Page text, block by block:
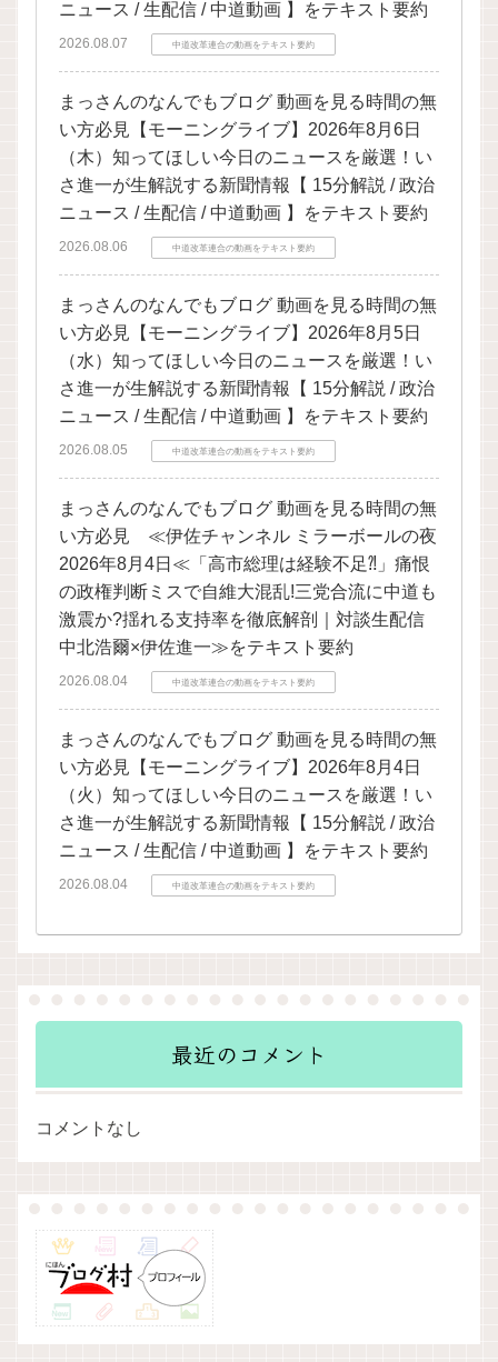
ニュース / 生配信 / 中道動画 】をテキスト要約
2026.08.07 中道改革連合の動画をテキスト要約
まっさんのなんでもブログ 動画を見る時間の無
い方必見【モーニングライブ】2026年8月6日
（木）知ってほしい今日のニュースを厳選！い
さ進一が生解説する新聞情報【 15分解説 / 政治
ニュース / 生配信 / 中道動画 】をテキスト要約
2026.08.06 中道改革連合の動画をテキスト要約
まっさんのなんでもブログ 動画を見る時間の無
い方必見【モーニングライブ】2026年8月5日
（水）知ってほしい今日のニュースを厳選！い
さ進一が生解説する新聞情報【 15分解説 / 政治
ニュース / 生配信 / 中道動画 】をテキスト要約
2026.08.05 中道改革連合の動画をテキスト要約
まっさんのなんでもブログ 動画を見る時間の無
い方必見 ≪伊佐チャンネル ミラーボールの夜
2026年8月4日≪「高市総理は経験不足⁈」痛恨
の政権判断ミスで自維大混乱!三党合流に中道も
激震か?揺れる支持率を徹底解剖｜対談生配信
中北浩爾×伊佐進一≫をテキスト要約
2026.08.04 中道改革連合の動画をテキスト要約
まっさんのなんでもブログ 動画を見る時間の無
い方必見【モーニングライブ】2026年8月4日
（火）知ってほしい今日のニュースを厳選！い
さ進一が生解説する新聞情報【 15分解説 / 政治
ニュース / 生配信 / 中道動画 】をテキスト要約
2026.08.04 中道改革連合の動画をテキスト要約
最近のコメント
コメントなし